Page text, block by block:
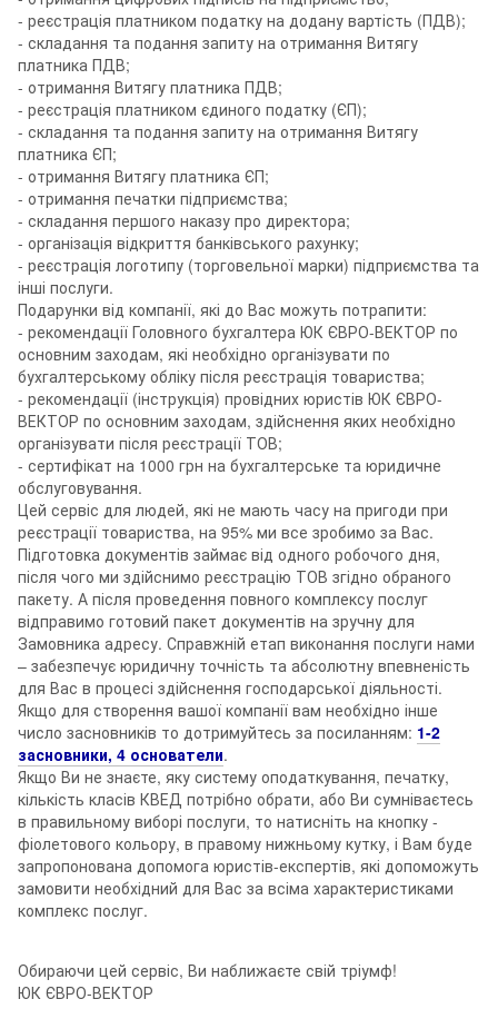
- реєстрація платником податку на додану вартість (ПДВ);
- складання та подання запиту на отримання Витягу
платника ПДВ;
- отримання Витягу платника ПДВ;
- реєстрація платником єдиного податку (ЄП);
- складання та подання запиту на отримання Витягу
платника ЄП;
- отримання Витягу платника ЄП;
- отримання печатки підприємства;
- складання першого наказу про директора;
- організація відкриття банківського рахунку;
- реєстрація логотипу (торговельної марки) підприємства та
інші послуги.
Подарунки від компанії, які до Вас можуть потрапити:
- рекомендації Головного бухгалтера ЮК ЄВРО-ВЕКТОР по
основним заходам, які необхідно організувати по
бухгалтерському обліку після реєстрація товариства;
- рекомендації (інструкція) провідних юристів ЮК ЄВРО-
ВЕКТОР по основним заходам, здійснення яких необхідно
організувати після реєстрації ТОВ;
- сертифікат на 1000 грн на бухгалтерське та юридичне
обслуговування.
Цей сервіс для людей, які не мають часу на пригоди при
реєстрації товариства, на 95% ми все зробимо за Вас.
Підготовка документів займає від одного робочого дня,
після чого ми здійснимо реєстрацію ТОВ згідно обраного
пакету. А після проведення повного комплексу послуг
відправимо готовий пакет документів на зручну для
Замовника адресу. Справжній етап виконання послуги нами
– забезпечує юридичну точність та абсолютну впевненість
для Вас в процесі здійснення господарської діяльності.
Якщо для створення вашої компанії вам необхідно інше
число засновників то дотримуйтесь за посиланням: 1-2
засновники, 4 основатели.
Якщо Ви не знаєте, яку систему оподаткування, печатку,
кількість класів КВЕД потрібно обрати, або Ви сумніваєтесь
в правильному виборі послуги, то натисніть на кнопку -
фіолетового кольору, в правому нижньому кутку, і Вам буде
запропонована допомога юристів-експертів, які допоможуть
замовити необхідний для Вас за всіма характеристиками
комплекс послуг.
Обираючи цей сервіс, Ви наближаєте свій тріумф!
ЮК ЄВРО-ВЕКТОР